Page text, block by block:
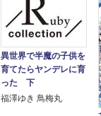
異世界で半魔の子供を
育てたらヤンデレに育
った 下
福澤ゆき 鳥梅丸